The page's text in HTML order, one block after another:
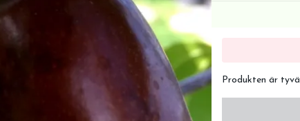
Produkten är